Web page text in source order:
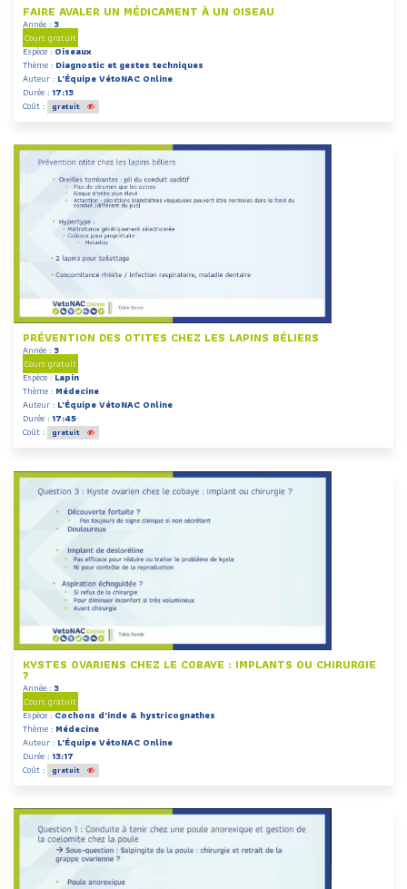
FAIRE AVALER UN MÉDICAMENT À UN OISEAU
Année : 3
Cours gratuit
Espèce :Oiseaux
Thème : Diagnostic et gestes techniques
Auteur : L'Équipe VétoNAC Online
Durée :17:13
Coût :
gratuit
PRÉVENTION DES OTITES CHEZ LES LAPINS BÉLIERS
Année : 3
Cours gratuit
Espèce :Lapin
Thème : Médecine
Auteur : L'Équipe VétoNAC Online
Durée :17:45
Coût :
gratuit
KYSTES OVARIENS CHEZ LE COBAYE : IMPLANTS OU CHIRURGIE
?
Année : 3
Cours gratuit
Espèce :Cochons d'inde & hystricognathes
Thème : Médecine
Auteur : L'Équipe VétoNAC Online
Durée :13:17
Coût :
gratuit